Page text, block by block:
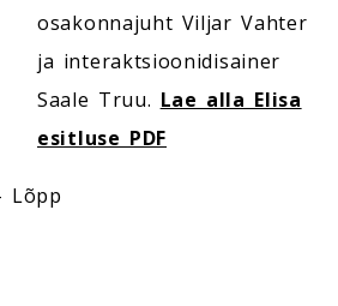
osakonnajuht Viljar Vahter
ja interaktsioonidisainer
Saale Truu. Lae alla Elisa
esitluse PDF
Lõpp